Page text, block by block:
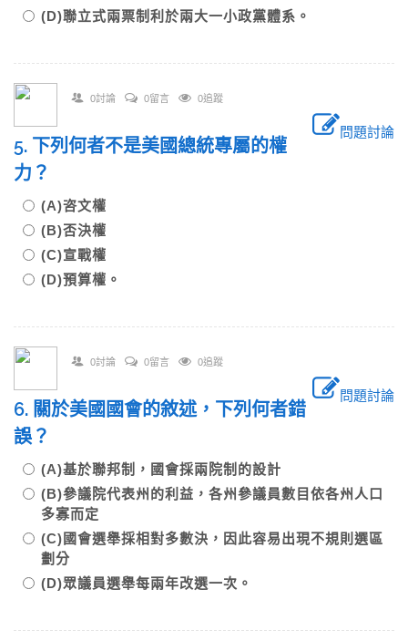
(D)聯立式兩票制利於兩大一小政黨體系。
0討論 0留言 0追蹤
問題討論
5. 下列何者不是美國總統專屬的權
力？
(A)咨文權
(B)否決權
(C)宣戰權
(D)預算權。
0討論 0留言 0追蹤
問題討論
6. 關於美國國會的敘述，下列何者錯
誤？
(A)基於聯邦制，國會採兩院制的設計
(B)參議院代表州的利益，各州參議員數目依各州人口
多寡而定
(C)國會選舉採相對多數決，因此容易出現不規則選區
劃分
(D)眾議員選舉每兩年改選一次。